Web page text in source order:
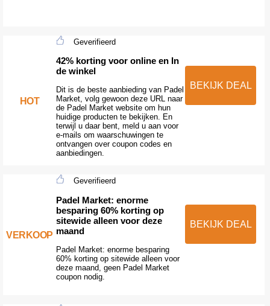
HOT
Geverifieerd
42% korting voor online en In
de winkel
Dit is de beste aanbieding van Padel
Market, volg gewoon deze URL naar
de Padel Market website om hun
huidige producten te bekijken. En
terwijl u daar bent, meld u aan voor
e-mails om waarschuwingen te
ontvangen over coupon codes en
aanbiedingen.
BEKIJK DEAL
VERKOOP
Geverifieerd
Padel Market: enorme
besparing 60% korting op
sitewide alleen voor deze
maand
Padel Market: enorme besparing
60% korting op sitewide alleen voor
deze maand, geen Padel Market
coupon nodig.
BEKIJK DEAL